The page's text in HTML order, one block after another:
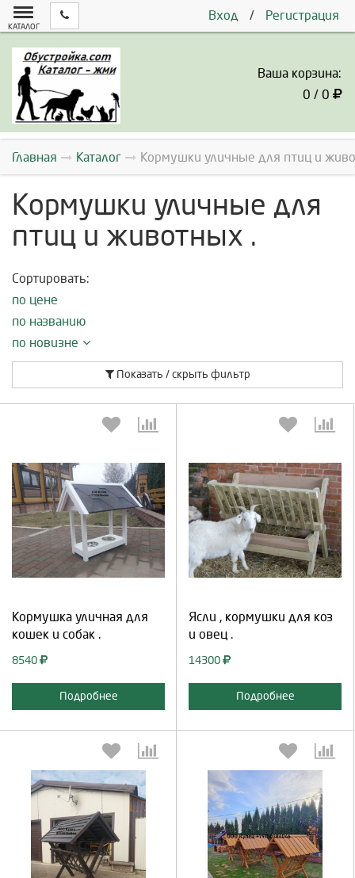
Вход / Регистрация
КАТАЛОГ
Ваша корзина:
0 / 0
Главная Каталог Кормушки уличные для птиц и
Кормушки уличные для
птиц и животных .
Сортировать:
по цене
по названию
по новизне
Показать / скрыть фильтр
Кормушка уличная для
кошек и собак .
8540
Подробнее
Выберите количество:
Ясли , кормушки для коз
и овец .
14300
Подробнее
Выберите количество:
Выберите количество: Выберите количество: